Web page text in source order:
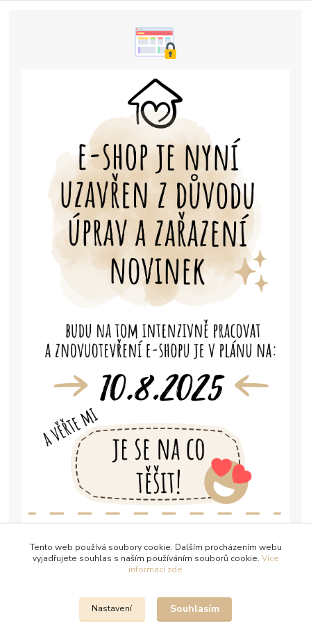
Tento web používá soubory cookie. Dalším procházením webu
vyjadřujete souhlas s naším používáním souborů cookie. Více
informací zde
Nastavení Souhlasím